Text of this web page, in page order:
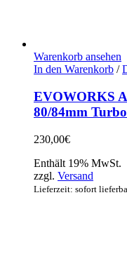
Warenkorb ansehen
In den Warenkorb /
EVOWORKS
80/84mm
230,00€
Enthält 19% MwSt.
zzgl. Versand
Lieferzeit: sofort